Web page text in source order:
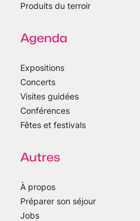
Produits du terroir
Agenda
Expositions
Concerts
Visites guidées
Conférences
Fêtes et festivals
Autres
À propos
Préparer son séjour
Jobs